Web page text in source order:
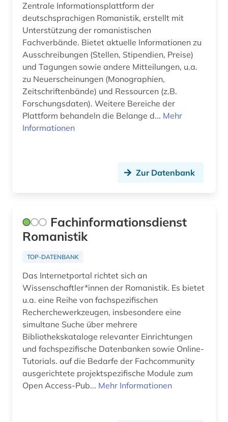
Zentrale Informationsplattform der
deutschsprachigen Romanistik, erstellt mit
Unterstützung der romanistischen
Fachverbände. Bietet aktuelle Informationen zu
Ausschreibungen (Stellen, Stipendien, Preise)
und Tagungen sowie andere Mitteilungen, u.a.
zu Neuerscheinungen (Monographien,
Zeitschriftenbände) und Ressourcen (z.B.
Forschungsdaten). Weitere Bereiche der
Plattform behandeln die Belange d... Mehr
Informationen
Zur Datenbank
Fachinformationsdienst
Romanistik
TOP-DATENBANK
Das Internetportal richtet sich an
Wissenschaftler*innen der Romanistik. Es bietet
u.a. eine Reihe von fachspezifischen
Recherchewerkzeugen, insbesondere eine
simultane Suche über mehrere
Bibliothekskataloge relevanter Einrichtungen
und fachspezifische Datenbanken sowie Online-
Tutorials. auf die Bedarfe der Fachcommunity
ausgerichtete projektspezifische Module zum
Open Access-Pub... Mehr Informationen